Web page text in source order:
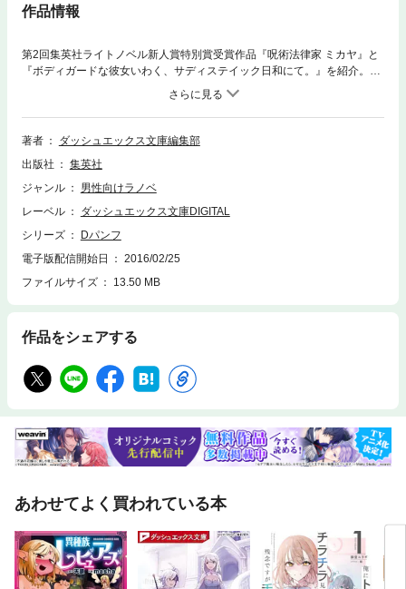
作品情報
第2回集英社ライトノベル新人賞特別賞受賞作品『呪術法律家 ミカヤ』と
『ボディガードな彼女いわく、サディステイック日和にて。』を紹介。ス
トーリーダイジェストや登場人物紹介に加え、製作秘話や未公開ラフも大
量掲載! さらに! 『呪術法律家 ミカヤ』の本編直前が描かれる前日譚マンガ
と、予習に最適!マンガ『世にも簡単なサディスティック日和』も大公開!!
究極の女の子(ヒロイン)=『極女』、堂々登場!
著者
ダッシュエックス文庫編集部
出版社
集英社
ジャンル
男性向けラノベ
レーベル
ダッシュエックス文庫DIGITAL
シリーズ
Dパンフ
電子版配信開始日
2016/02/25
ファイルサイズ
13.50 MB
作品をシェアする
あわせてよく買われている本